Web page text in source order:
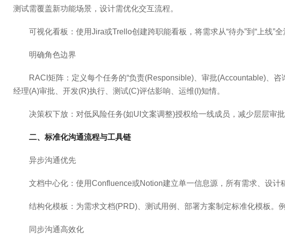
测试需覆盖新功能场景，设计需优化交互流程。
可视化看板：使用Jira或Trello创建跨职能看板，将需求从“待办”到“上线”
明确角色边界
RACI矩阵：定义每个任务的“负责(Responsible)、审批(Accountable)、
经理(A)审批、开发(R)执行、测试(C)评估影响、运维(I)知情。
决策权下放：对低风险任务(如UI文案调整)授权给一线成员，减少层层审批
二、标准化沟通流程与工具链
异步沟通优先
文档中心化：使用Confluence或Notion建立单一信息源，所有需求、设计
结构化模板：为需求文档(PRD)、测试用例、部署方案制定标准化模板。
同步沟通高效化